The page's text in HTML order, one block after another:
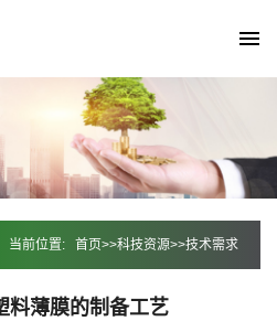
当前位置: 首页>>科技资源>>技术需求
料薄膜的制备工艺